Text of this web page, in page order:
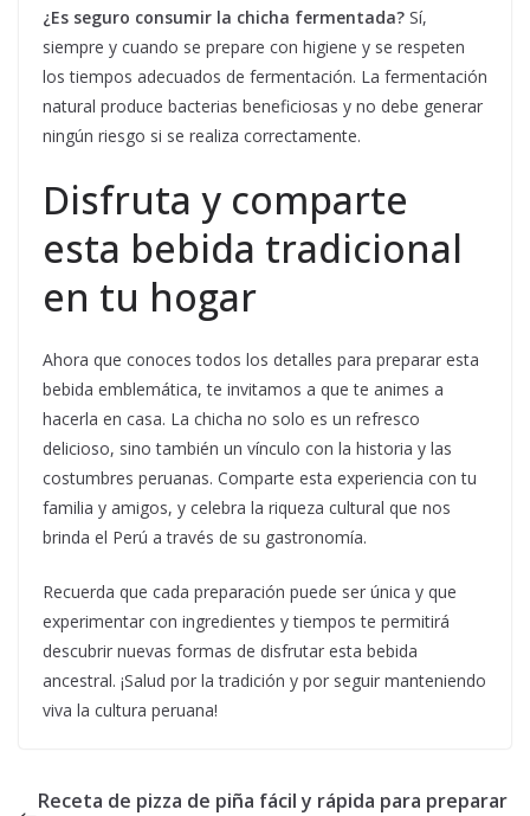
¿Es seguro consumir la chicha fermentada? Sí,
siempre y cuando se prepare con higiene y se respeten
los tiempos adecuados de fermentación. La fermentación
natural produce bacterias beneficiosas y no debe generar
ningún riesgo si se realiza correctamente.
Disfruta y comparte
esta bebida tradicional
en tu hogar
Ahora que conoces todos los detalles para preparar esta
bebida emblemática, te invitamos a que te animes a
hacerla en casa. La chicha no solo es un refresco
delicioso, sino también un vínculo con la historia y las
costumbres peruanas. Comparte esta experiencia con tu
familia y amigos, y celebra la riqueza cultural que nos
brinda el Perú a través de su gastronomía.
Recuerda que cada preparación puede ser única y que
experimentar con ingredientes y tiempos te permitirá
descubrir nuevas formas de disfrutar esta bebida
ancestral. ¡Salud por la tradición y por seguir manteniendo
viva la cultura peruana!
Receta de pizza de piña fácil y rápida para preparar